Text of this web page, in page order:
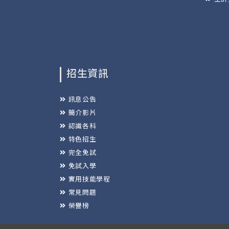
招生資訊
訊息公告
簡介影片
認識各科
特色招生
完全免試
免試入學
實用技能學程
常見問題
榮譽榜